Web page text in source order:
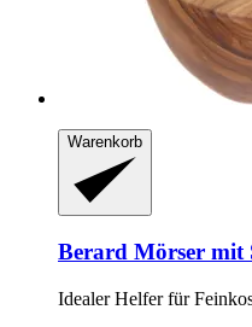
Warenkorb
Berard Mörser mit
Idealer Helfer für